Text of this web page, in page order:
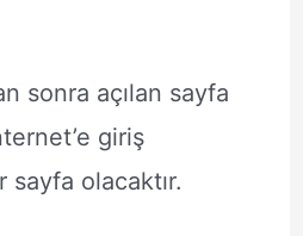
sonra açılan sayfa
giriş
sayfa olacaktır.